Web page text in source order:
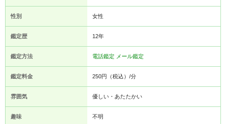
性別 女性
鑑定歴 12年
鑑定方法 電話鑑定 メール鑑定
鑑定料金 250円（税込）/分
雰囲気 優しい・あたたかい
趣味 不明